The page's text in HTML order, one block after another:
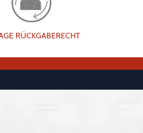
RÜCKGABERECHT